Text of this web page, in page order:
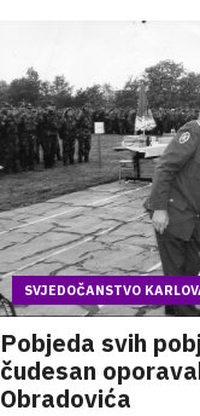
SVJEDOČANSTVO
Pobjeda svih
čudesan
Obradovića